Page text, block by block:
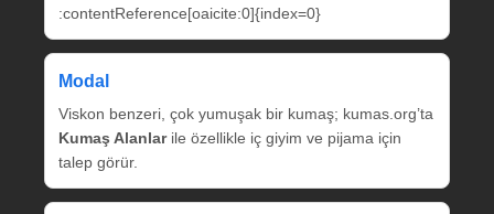
:contentReference[oaicite:0]{index=0}
Modal
Viskon benzeri, çok yumuşak bir kumaş; kumas.org’ta
Kumaş Alanlarile özellikle iç giyim ve pijama için
talep görür.